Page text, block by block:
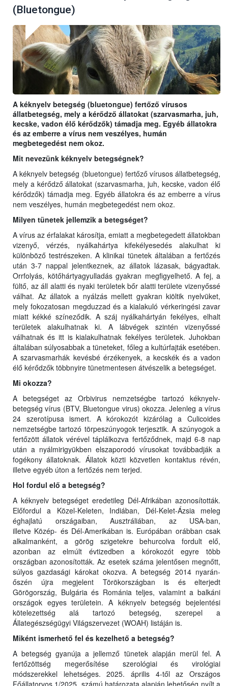
(Bluetongue)
A kéknyelv betegség (bluetongue) fertőző vírusos
állatbetegség, mely a kérődző állatokat (szarvasmarha, juh,
kecske, vadon élő kérődzők) támadja meg. Egyéb állatokra
és az emberre a vírus nem veszélyes, humán
megbetegedést nem okoz.
Mit nevezünk kéknyelv betegségnek?
A kéknyelv betegség (bluetongue) fertőző vírusos állatbetegség,
mely a kérődző állatokat (szarvasmarha, juh, kecske, vadon élő
kérődzők) támadja meg. Egyéb állatokra és az emberre a vírus
nem veszélyes, humán megbetegedést nem okoz.
Milyen tünetek jellemzik a betegséget?
A vírus az érfalakat károsítja, emiatt a megbetegedett állatokban
vizenyő, vérzés, nyálkahártya kifekélyesedés alakulhat ki
különböző testrészeken. A klinikai tünetek általában a fertőzés
után 3-7 nappal jelentkeznek, az állatok lázasak, bágyadtak.
Orrfolyás, kötőhártyagyulladás gyakran megfigyelhető. A fej, a
fültő, az áll alatti és nyaki területek bőr alatti területe vizenyőssé
válhat. Az állatok a nyálzás mellett gyakran kiöltik nyelvüket,
mely fokozatosan megduzzad és a kialakuló vérkeringési zavar
miatt kékké színeződik. A száj nyálkahártyán fekélyes, elhalt
területek alakulhatnak ki. A lábvégek szintén vizenyőssé
válhatnak és itt is kialakulhatnak fekélyes területek. Juhokban
általában súlyosabbak a tüneteket, főleg a kultúrfajták esetében.
A szarvasmarhák kevésbé érzékenyek, a kecskék és a vadon
élő kérődzők többnyire tünetmentesen átvészelik a betegséget.
Mi okozza?
A betegséget az Orbivirus nemzetségbe tartozó kéknyelv-
betegség vírus (BTV, Bluetongue virus) okozza. Jelenleg a vírus
24 szerotípusa ismert. A kórokozót kizárólag a Culicoides
nemzetségbe tartozó törpeszúnyogok terjesztik. A szúnyogok a
fertőzött állatok vérével táplálkozva fertőződnek, majd 6-8 nap
után a nyálmirigyükben elszaporodó vírusokat továbbadják a
fogékony állatoknak. Állatok közti közvetlen kontaktus révén,
illetve egyéb úton a fertőzés nem terjed.
Hol fordul elő a betegség?
A kéknyelv betegséget eredetileg Dél-Afrikában azonosították.
Előfordul a Közel-Keleten, Indiában, Dél-Kelet-Ázsia meleg
éghajlatú országaiban, Ausztráliában, az USA-ban,
illetve Közép- és Dél-Amerikában is. Európában orábban csak
alkalmanként, a görög szigetekre behurcolva fordult elő,
azonban az elmúlt évtizedben a kórokozót egyre több
országban azonosították. Az esetek száma jelentősen megnőtt,
súlyos gazdasági károkat okozva. A betegség 2014 nyarán-
őszén újra megjelent Törökországban is és elterjedt
Görögország, Bulgária és Románia teljes, valamint a balkáni
országok egyes területein. A kéknyelv betegség bejelentési
kötelezettség alá tartozó betegség, szerepel a
Állategészségügyi Világszervezet (WOAH) listáján is.
Miként ismerhető fel és kezelhető a betegség?
A betegség gyanúja a jellemző tünetek alapján merül fel. A
fertőzöttség megerősítése szerológiai és virológiai
módszerekkel lehetséges. 2025. április 4-től az Országos